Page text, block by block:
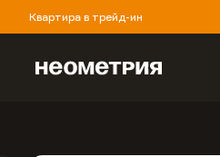
Квартира в трейд-ин